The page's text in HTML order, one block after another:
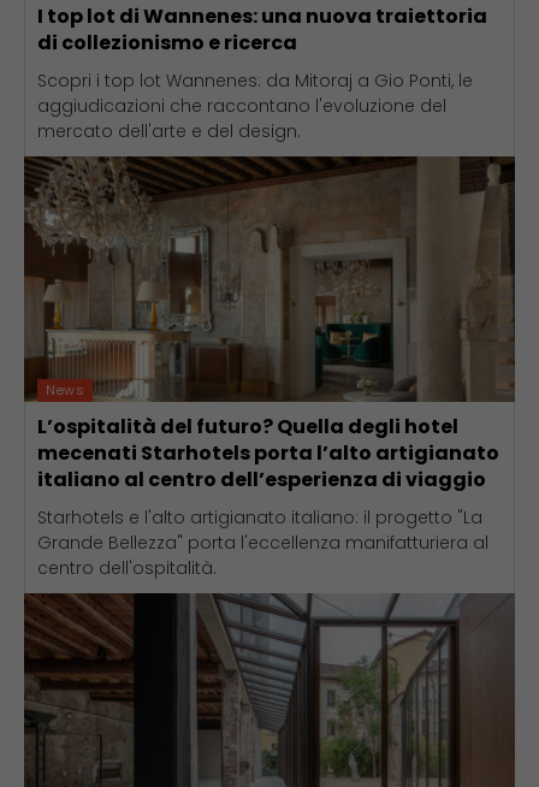
I top lot di Wannenes: una nuova traiettoria
di collezionismo e ricerca
Scopri i top lot Wannenes: da Mitoraj a Gio Ponti, le
aggiudicazioni che raccontano l'evoluzione del
mercato dell'arte e del design.
News
L’ospitalità del futuro? Quella degli hotel
mecenati Starhotels porta l’alto artigianato
italiano al centro dell’esperienza di viaggio
Starhotels e l'alto artigianato italiano: il progetto "La
Grande Bellezza" porta l'eccellenza manifatturiera al
centro dell'ospitalità.